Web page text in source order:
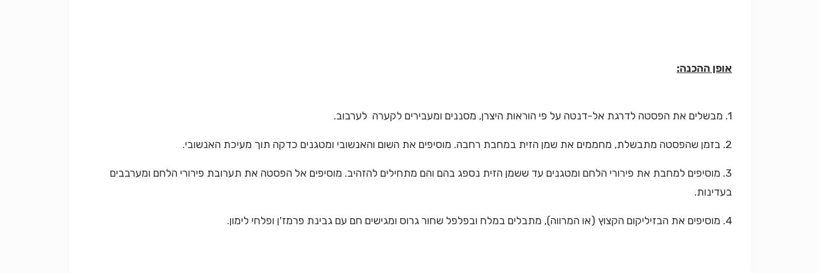
אופן ההכנה:
1. מבשלים את הפסטה לדרגת אל-דנטה על פי הוראות היצרן, מסננים ומעבירים לקערה לערבוב.
2. בזמן שהפסטה מתבשלת, מחממים את שמן הזית במחבת רחבה. מוסיפים את השום והאנשובי ומטגנים כדקה תוך מעיכת האנשובי.
3. מוסיפים למחבת את פירורי הלחם ומטגנים עד ששמן הזית נספג בהם והם מתחילים להזהיב. מוסיפים אל הפסטה את תערובת פירורי הלחם ומערבבים
בעדינות.
4. מוסיפים את הבזיליקום הקצוץ (או המרווה), מתבלים במלח ובפלפל שחור גרוס ומגישים חם עם גבינת פרמז'ן ופלחי לימון.